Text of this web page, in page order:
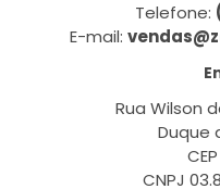
Telefone:
E-mail:
Rua Wilson
Duque
CNPJ